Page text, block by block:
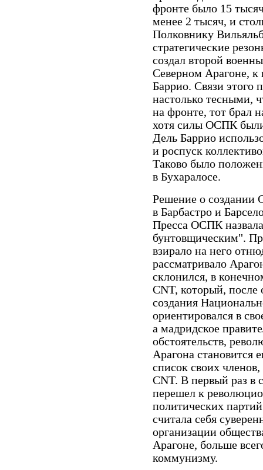
фронте было 15
менее 2 тысяч, и
Полковнику
стратегические
создал второй
Северном Арагоне, к
Баррио. Связи этого
настолько тесными,
на фронте, тот брал
хотя силы ОСПК
Дель Баррио
и роспуск
Таково было
в Бухаралосе.
Решение о создании
в Барбастро и
Пресса ОСПК
бунтовщическим".
взирало на него
рассматривало
склонился, в
CNT, который, после
создания
ориентировался в
а мадридское
обстоятельств,
Арагона становится
список своих
CNT. В первый раз в
перешел к
политических
считала себя
организации
Арагоне, больше
коммунизму.